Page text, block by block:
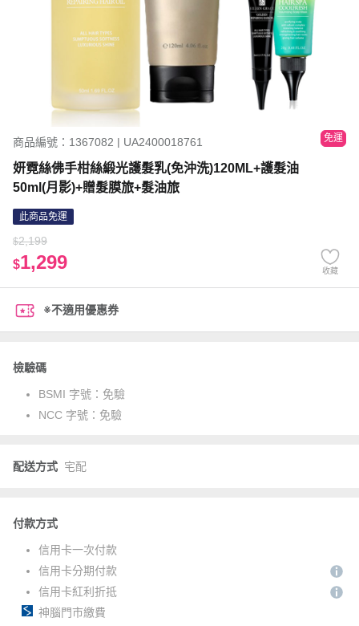
商品編號：1367082 | UA2400018761 免運
妍霓絲佛手柑絲緞光護髮乳(免沖洗)120ML+護髮油
50ml(月影)+贈髮膜旅+髮油旅
此商品免運
$2,199
$1,299 收藏
※不適用優惠券
檢驗碼
BSMI 字號： 免驗
NCC 字號： 免驗
配送方式 宅配
付款方式
信用卡一次付款
信用卡分期付款
信用卡紅利折抵
神腦門市繳費